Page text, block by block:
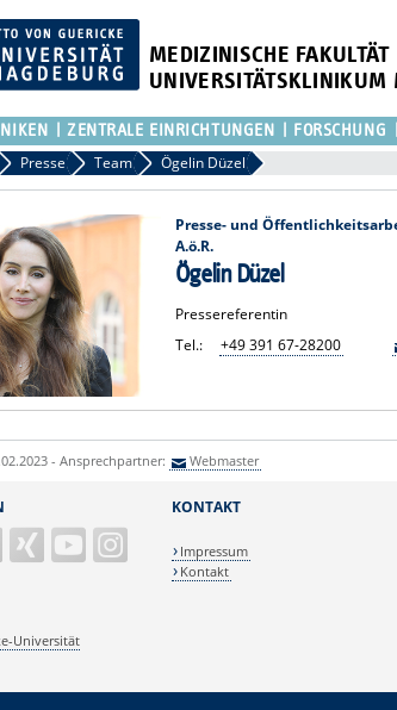
MEDIZINISCHE FAKULTÄT
ZENTRALE EINRICHTUNGEN FORSCHUNG
Presse Team Ögelin Düzel
Presse- und
A.ö.R.
Ögelin Düzel
Pressereferentin
Tel.:
+49 391 67-28200
- Ansprechpartner: Webmaster
Universität
KONTAKT
Impressum
Kontakt